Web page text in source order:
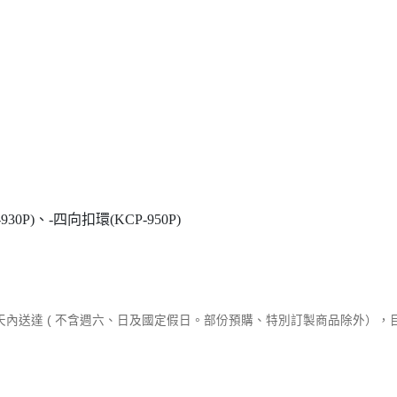
、-四向扣環(KCP-950P)
送達 ( 不含週六、日及國定假日。部份預購、特別訂製商品除外），